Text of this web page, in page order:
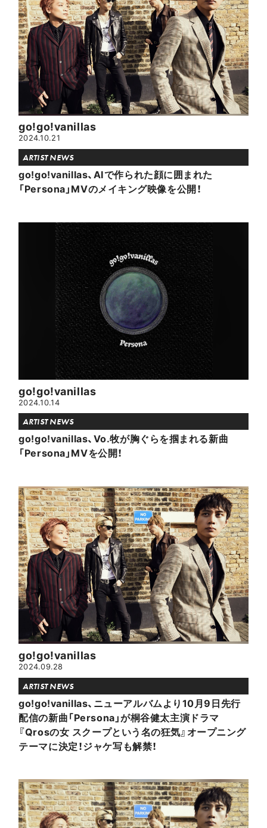
go!go!vanillas
2024.10.21
ARTIST NEWS
go!go!vanillas、AIで作られた顔に囲まれた
「Persona」MVのメイキング映像を公開！
go!go!vanillas
2024.10.14
ARTIST NEWS
go!go!vanillas、Vo.牧が胸ぐらを掴まれる新曲
「Persona」MVを公開！
go!go!vanillas
2024.09.28
ARTIST NEWS
go!go!vanillas、ニューアルバムより10月9日先行
配信の新曲「Persona」が桐谷健太主演ドラマ
『Qrosの女 スクープという名の狂気』オープニング
テーマに決定！ジャケ写も解禁！